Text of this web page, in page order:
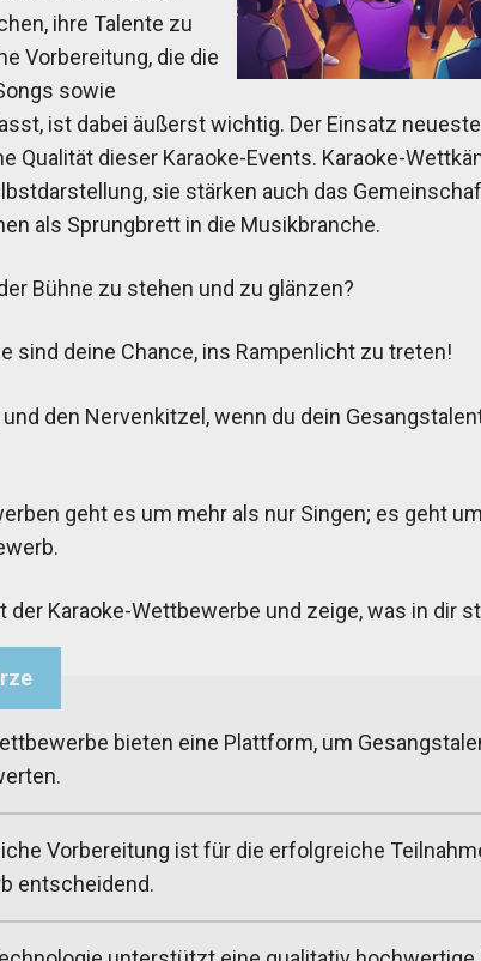
ihre Talente zu
Vorbereitung, die die
sowie
ist dabei äußerst wichtig. Der Einsatz
Qualität dieser Karaoke-Events. Karaoke-
sie stärken auch das
als Sprungbrett in die Musikbranche.
Bühne zu stehen und zu glänzen?
sind deine Chance, ins Rampenlicht zu treten!
den Nervenkitzel, wenn du dein
geht es um mehr als nur Singen; es geht
der Karaoke-Wettbewerbe und zeige, was in dir
bieten eine Plattform, um
Vorbereitung ist für die erfolgreiche
entscheidend.